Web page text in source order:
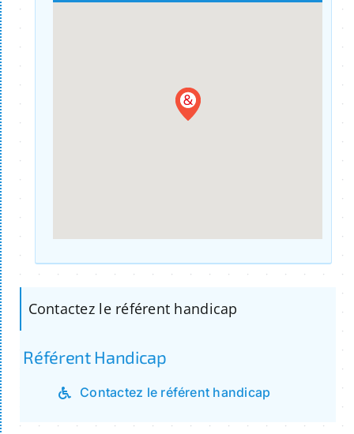
Contactez le référent handicap
Référent Handicap
Contactez le référent handicap